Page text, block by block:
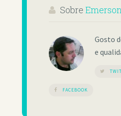
Sobre
Gosto
e
FACEBOOK